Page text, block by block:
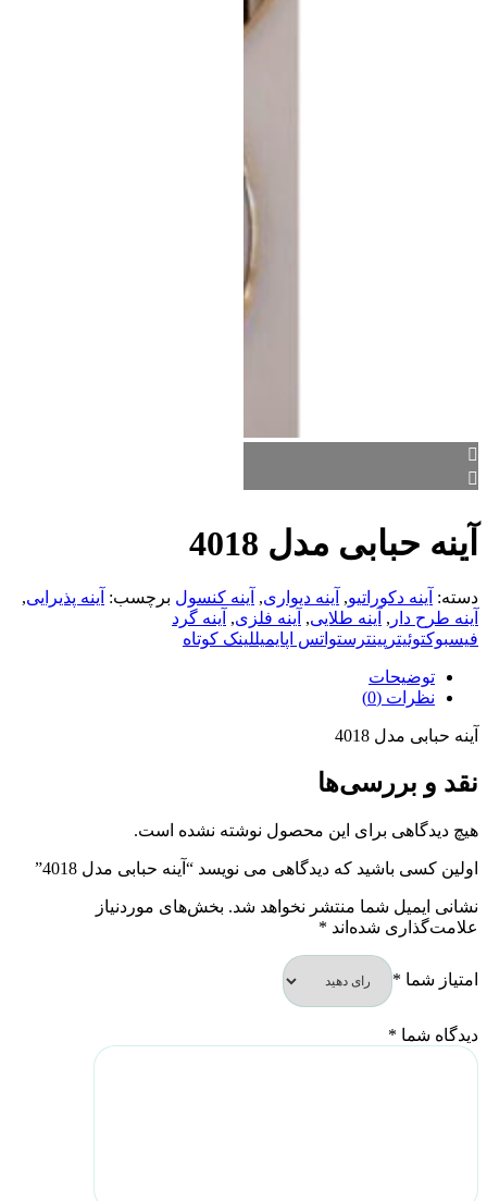
آینه حبابی مدل 4018
دسته: آینه دکوراتیو, آینه دیواری, آینه کنسول برچسب: آینه پذیرایی,
آینه طرح دار , آینه طلایی, آینه فلزی, آینه گرد
فیسبوکتوئیتر پینترستواتس اپایمیللینک کوتاه
توضیحات
نظرات (0)
آینه حبابی مدل 4018
نقد و بررسی‌ها
هیچ دیدگاهی برای این محصول نوشته نشده است.
اولین کسی باشید که دیدگاهی می نویسد “آینه حبابی مدل 4018”
نشانی ایمیل شما منتشر نخواهد شد. بخش‌های موردنیاز
علامت‌گذاری شده‌اند *
امتیاز شما *
دیدگاه شما *